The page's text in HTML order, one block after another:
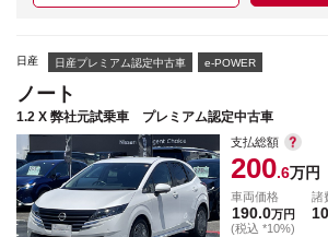
日産 日産プレミアム認定中古車 e-POWER
ノート
1.2 X 弊社元試乗車 プレミアム認定中古車
支払総額
200.6万円
車両価格
190.0万円
(税込 *10%)
諸